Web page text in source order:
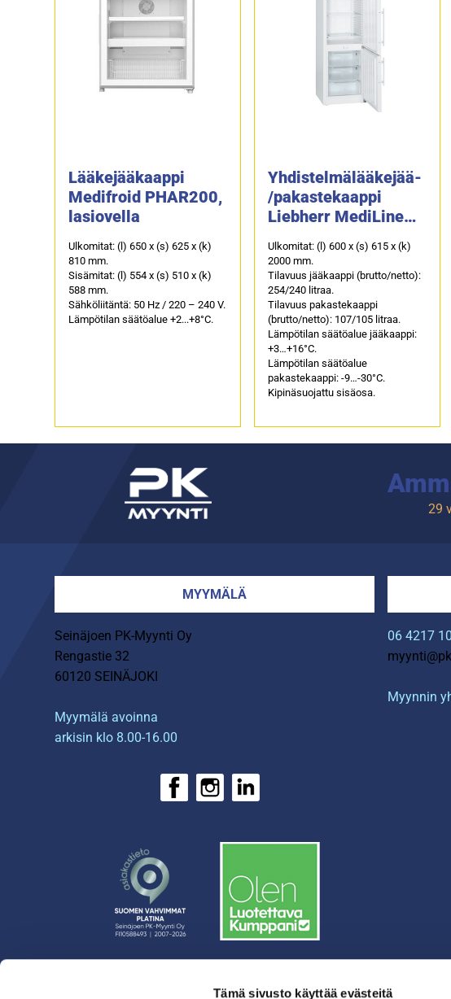
Tämä sivusto käyttää evästeitä
Lääkejääkaappi
Medifroid PHAR200,
lasiovella
Ulkomitat: (l) 650 x (s) 625 x (k)
810 mm.
Sisämitat: (l) 554 x (s) 510 x (k)
588 mm.
Sähköliitäntä: 50 Hz / 220 – 240 V.
Lämpötilan säätöalue +2...+8°C.
Yhdistelmälääkejää-
/pakastekaappi
Liebherr MediLine
(kipinäsuojattu
sisäosa)
Ulkomitat: (l) 600 x (s) 615 x (k)
2000 mm.
Tilavuus jääkaappi (brutto/netto):
254/240 litraa.
Tilavuus pakastekaappi
(brutto/netto): 107/105 litraa.
Lämpötilan säätöalue jääkaappi:
+3…+16°C.
Lämpötilan säätöalue
pakastekaappi: -9…-30°C.
Kipinäsuojattu sisäosa.
29
MYYMÄLÄ
Seinäjoen PK-Myynti Oy
Rengastie 32
60120 SEINÄJOKI
Myymälä avoinna
arkisin klo 8.00-16.00
06 4217
Myynnin